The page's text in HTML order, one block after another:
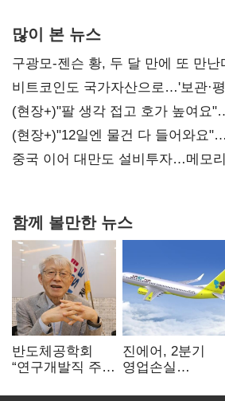
많이 본 뉴스
구광모-젠슨 황, 두 달 만에 또 만
비트코인도 국가자산으로…'보관·
숙제
(현장+)"팔 생각 접고 호가 높여요
20억 키맞추기
(현장+)"12일엔 물건 다 들어와요
연 홈플러스
중국 이어 대만도 설비투자…메모리
함께 볼만한 뉴스
반도체공학회
“연구개발직 주
진에어, 2분기
영업손실